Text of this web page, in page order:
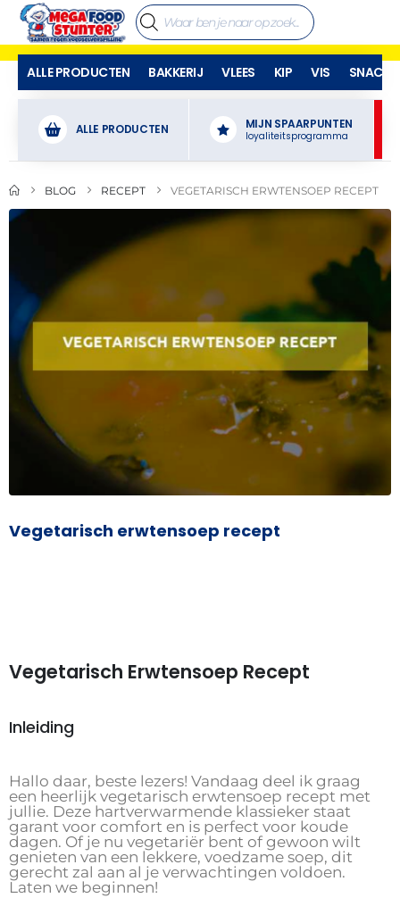
ALLE PRODUCTEN BAKKERIJ VLEES KIP VIS SNACKS
ALLE PRODUCTEN MIJN SPAARPUNTEN
loyaliteitsprogramma
BLOG RECEPT VEGETARISCH ERWTENSOEP RECEPT
Vegetarisch erwtensoep recept
Vegetarisch Erwtensoep Recept
Inleiding
Hallo daar, beste lezers! Vandaag deel ik graag
een heerlijk vegetarisch erwtensoep recept met
jullie. Deze hartverwarmende klassieker staat
garant voor comfort en is perfect voor koude
dagen. Of je nu vegetariër bent of gewoon wilt
genieten van een lekkere, voedzame soep, dit
gerecht zal aan al je verwachtingen voldoen.
Laten we beginnen!